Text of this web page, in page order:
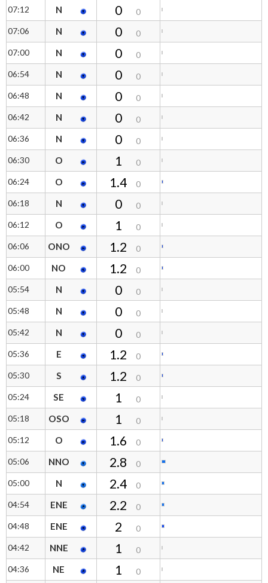
07:12
N 0
0
07:06
N 0
0
07:00
N 0
0
06:54
N 0
0
06:48
N 0
0
06:42
N 0
0
06:36
N 0
0
06:30
O 1
0
06:24
O 1.4
0
06:18
N 0
0
06:12
O 1
0
06:06
ONO 1.2
0
06:00
NO 1.2
0
05:54
N 0
0
05:48
N 0
0
05:42
N 0
0
05:36
E 1.2
0
05:30
S 1.2
0
05:24
SE 1
0
05:18
OSO 1
0
05:12
O 1.6
0
05:06
NNO 2.8
0
05:00
N 2.4
0
04:54
ENE 2.2
0
04:48
ENE 2
0
04:42
NNE 1
0
04:36
NE 1
0